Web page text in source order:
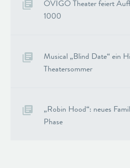
OVIGO Theater feiert
1000
Musical „Blind Date“ ein
Theatersommer
„Robin Hood“: neues
Phase